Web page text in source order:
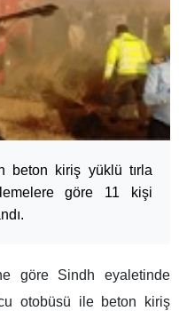
beton kiriş yüklü tırla
göre 11 kişi
göre Sindh eyaletinde
otobüsü ile beton kiriş